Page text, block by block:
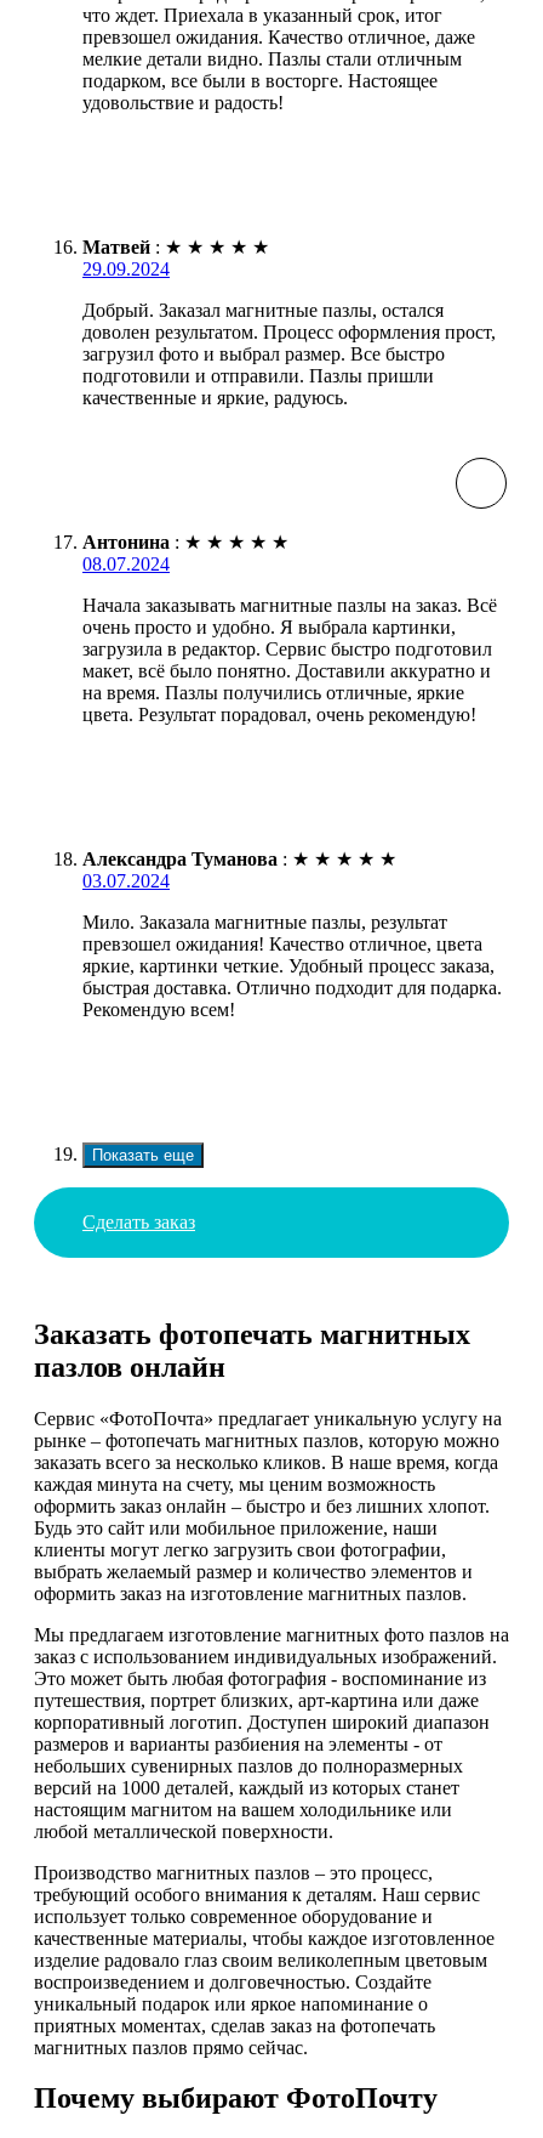
что ждет. Приехала в указанный срок, итог
превзошел ожидания. Качество отличное, даже
мелкие детали видно. Пазлы стали отличным
подарком, все были в восторге. Настоящее
удовольствие и радость!
Матвей : ★ ★ ★ ★ ★
29.09.2024
Добрый. Заказал магнитные пазлы, остался
доволен результатом. Процесс оформления прост,
загрузил фото и выбрал размер. Все быстро
подготовили и отправили. Пазлы пришли
качественные и яркие, радуюсь.
Антонина : ★ ★ ★ ★ ★
08.07.2024
Начала заказывать магнитные пазлы на заказ. Всё
очень просто и удобно. Я выбрала картинки,
загрузила в редактор. Сервис быстро подготовил
макет, всё было понятно. Доставили аккуратно и
на время. Пазлы получились отличные, яркие
цвета. Результат порадовал, очень рекомендую!
Александра Туманова : ★ ★ ★ ★ ★
03.07.2024
Мило. Заказала магнитные пазлы, результат
превзошел ожидания! Качество отличное, цвета
яркие, картинки четкие. Удобный процесс заказа,
быстрая доставка. Отлично подходит для подарка.
Рекомендую всем!
Показать еще
Сделать заказ
Заказать фотопечать магнитных
пазлов онлайн
Сервис «ФотоПочта» предлагает уникальную услугу на
рынке – фотопечать магнитных пазлов, которую можно
заказать всего за несколько кликов. В наше время, когда
каждая минута на счету, мы ценим возможность
оформить заказ онлайн – быстро и без лишних хлопот.
Будь это сайт или мобильное приложение, наши
клиенты могут легко загрузить свои фотографии,
выбрать желаемый размер и количество элементов и
оформить заказ на изготовление магнитных пазлов.
Мы предлагаем изготовление магнитных фото пазлов на
заказ с использованием индивидуальных изображений.
Это может быть любая фотография - воспоминание из
путешествия, портрет близких, арт-картина или даже
корпоративный логотип. Доступен широкий диапазон
размеров и варианты разбиения на элементы - от
небольших сувенирных пазлов до полноразмерных
версий на 1000 деталей, каждый из которых станет
настоящим магнитом на вашем холодильнике или
любой металлической поверхности.
Производство магнитных пазлов – это процесс,
требующий особого внимания к деталям. Наш сервис
использует только современное оборудование и
качественные материалы, чтобы каждое изготовленное
изделие радовало глаз своим великолепным цветовым
воспроизведением и долговечностью. Создайте
уникальный подарок или яркое напоминание о
приятных моментах, сделав заказ на фотопечать
магнитных пазлов прямо сейчас.
Почему выбирают ФотоПочту